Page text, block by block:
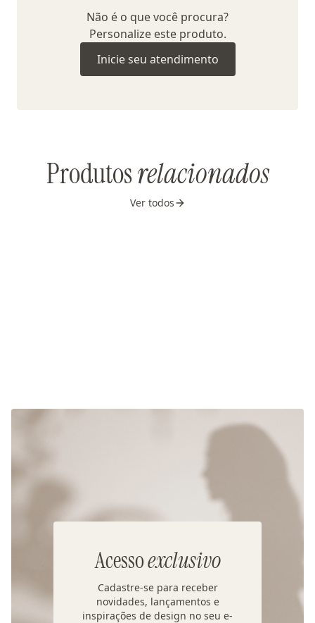
Não é o que você procura?
Personalize este produto.
Inicie seu atendimento
Produtosrelacionados
Ver todos
Acessoexclusivo
Cadastre-se para receber
novidades, lançamentos e
inspirações de design no seu e-